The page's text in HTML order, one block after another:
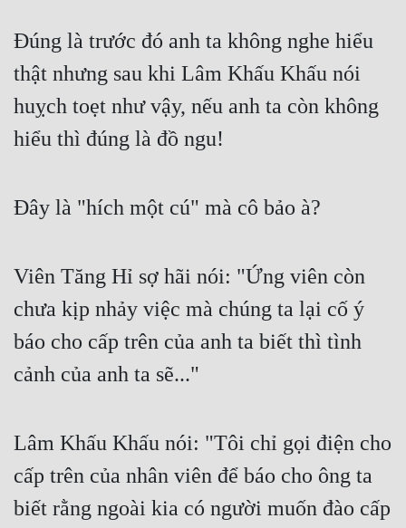
Đẹp
Đẹp Hiệp
Tính Cách Nhân Vật :
Điềm Đạm
Đúng là trước đó anh ta không nghe hiểu
thật nhưng sau khi Lâm Khấu Khấu nói
huỵch toẹt như vậy, nếu anh ta còn không
hiểu thì đúng là đồ ngu!
Đây là "hích một cú" mà cô bảo à?
Viên Tăng Hỉ sợ hãi nói: "Ứng viên còn
chưa kịp nhảy việc mà chúng ta lại cố ý
báo cho cấp trên của anh ta biết thì tình
cảnh của anh ta sẽ..."
Lâm Khấu Khấu nói: "Tôi chỉ gọi điện cho
cấp trên của nhân viên để báo cho ông ta
biết rằng ngoài kia có người muốn đào cấp